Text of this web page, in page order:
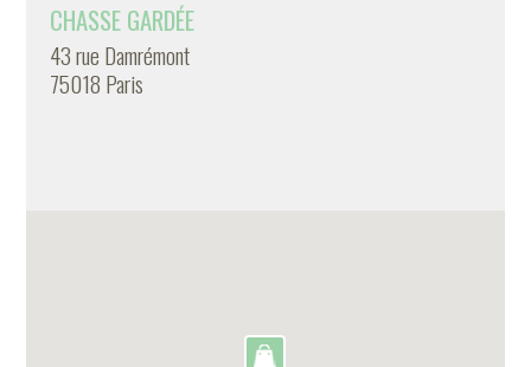
CHASSE GARDÉE
43 rue Damrémont
75018 Paris